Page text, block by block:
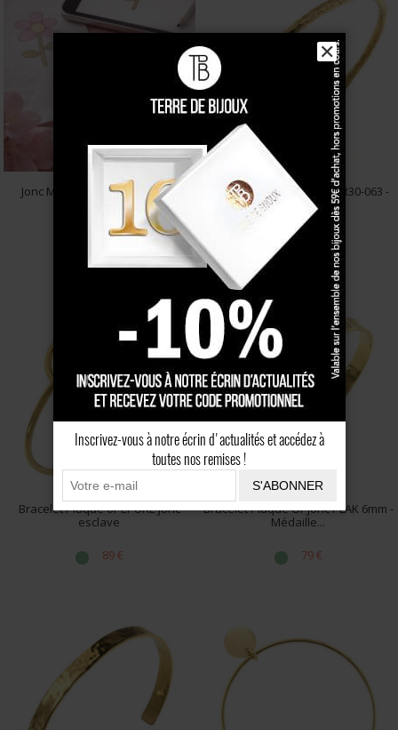
Jonc Médaille Plaqué Or 3mm
75 €
Bracelet Plaqué Or Jonc FR30-063 -
Martelé
75 €
Bracelet Plaqué or EPURE Jonc
esclave
89 €
Bracelet Plaqué Or Jonc PLAK 6mm -
Médaille...
79 €
✕
Inscrivez-vous à notre écrin d'actualités et accédez à
toutes nos remises !
S'ABONNER